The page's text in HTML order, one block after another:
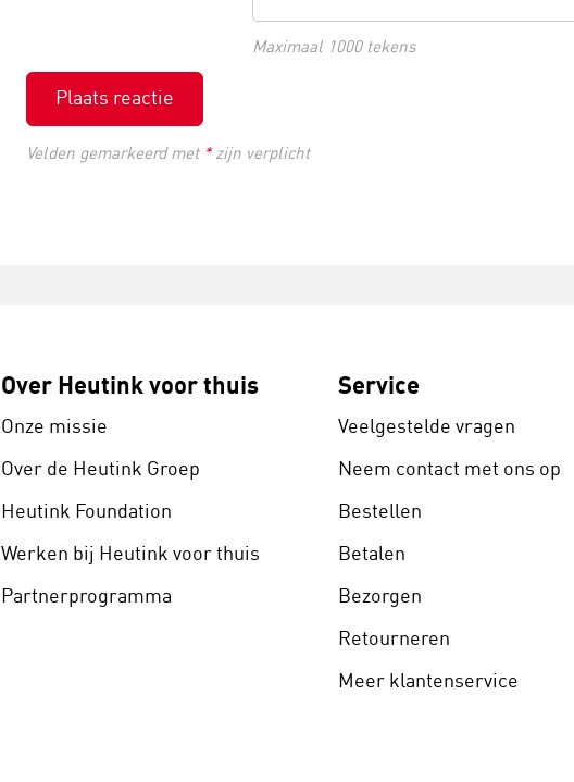
Maximaal 1000 tekens
Plaats reactie
Velden gemarkeerd met *zijn verplicht
Over Heutink voor thuis
Onze missie
Over de Heutink Groep
Heutink Foundation
Werken bij Heutink voor thuis
Partnerprogramma
Service
Veelgestelde vragen
Neem contact met ons op
Bestellen
Betalen
Bezorgen
Retourneren
Meer klantenservice